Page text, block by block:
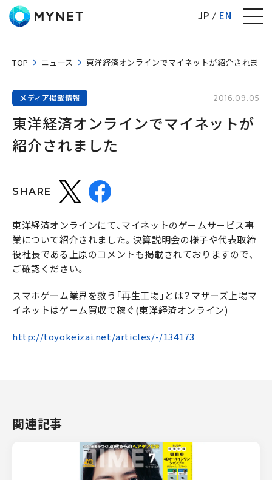
JP EN
TOP ニュース 東洋経済オンラインでマイネットが紹介されまし
メディア掲載情報 2016.09.05
東洋経済オンラインでマイネットが
紹介されました
SHARE
東洋経済オンラインにて、マイネットのゲームサービス事
業について紹介されました。決算説明会の様子や代表取締
役社長である上原のコメントも掲載されておりますので、
ご確認ください。
スマホゲーム業界を救う｢再生工場｣とは？マザーズ上場マ
イネットはゲーム買収で稼ぐ(東洋経済オンライン)
http://toyokeizai.net/articles/-/134173
関連記事